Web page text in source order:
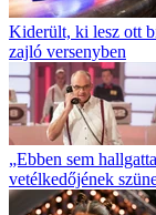
Kiderült, ki lesz ott
zajló versenyben
„Ebben sem
vetélkedőjének